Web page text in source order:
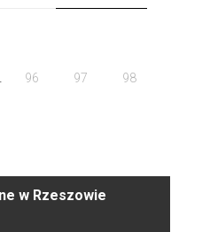
96 97 98
w Rzeszowie